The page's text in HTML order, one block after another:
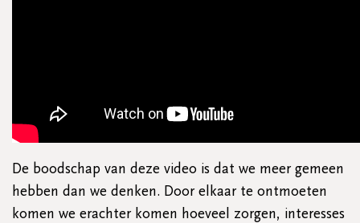
De boodschap van deze video is dat we meer gemeen
hebben dan we denken. Door elkaar te ontmoeten
komen we erachter komen hoeveel zorgen, interesses